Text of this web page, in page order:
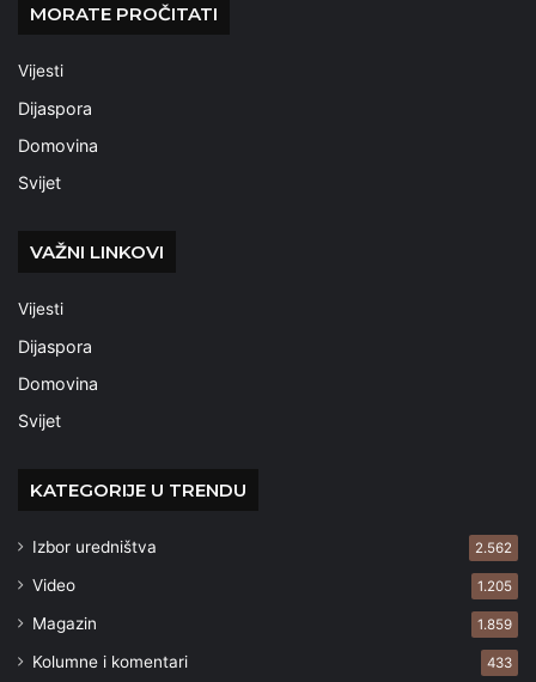
MORATE PROČITATI
Vijesti
Dijaspora
Domovina
Svijet
VAŽNI LINKOVI
Vijesti
Dijaspora
Domovina
Svijet
KATEGORIJE U TRENDU
Izbor uredništva 2.562
Video 1.205
Magazin 1.859
Kolumne i komentari 433